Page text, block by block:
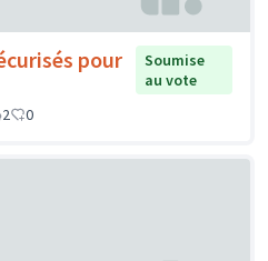
pour
Soumise
au vote
2 0